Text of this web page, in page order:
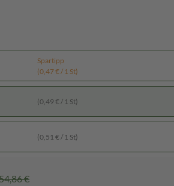
Spartipp
(0,47 € / 1 St)
(0,49 € / 1 St)
(0,51 € / 1 St)
€